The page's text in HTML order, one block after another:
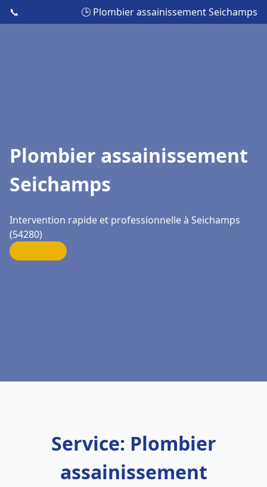
📞 🕒 Plombier assainissement Seichamps
Plombier assainissement
Seichamps
Intervention rapide et professionnelle à Seichamps
(54280)
Service: Plombier
assainissement